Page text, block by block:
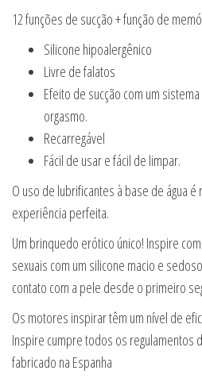
12 funções de sucção + função de
Silicone hipoalergênico
Livre de falatos
Efeito de sucção com um
orgasmo.
Recarregável
Fácil de usar e fácil de limpar.
O uso de lubrificantes à base de água
experiência perfeita.
Um brinquedo erótico único! Inspire
sexuais com um silicone macio e
contato com a pele desde o primeiro
Os motores inspirar têm um nível de
Inspire cumpre todos os regulamentos
fabricado na Espanha